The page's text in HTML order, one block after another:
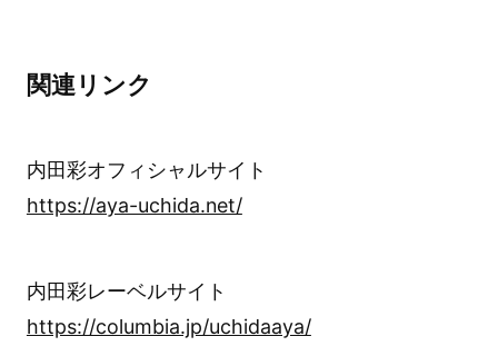
関連リンク
内田彩オフィシャルサイト
https://aya-uchida.net/
内田彩レーベルサイト
https://columbia.jp/uchidaaya/